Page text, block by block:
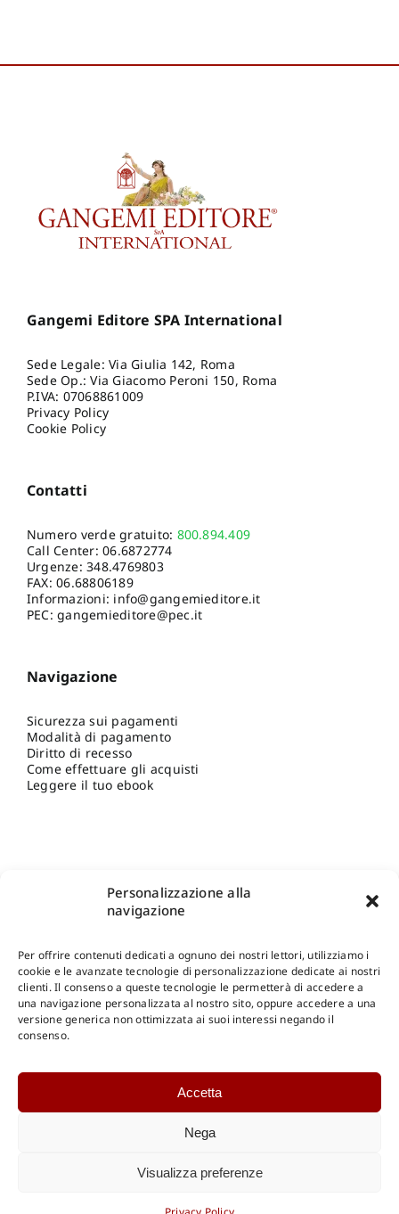
Personalizzazione alla
navigazione
Per offrire contenuti dedicati a ognuno dei nostri lettori, utilizziamo i
cookie e le avanzate tecnologie di personalizzazione dedicate ai nostri
clienti. Il consenso a queste tecnologie le permetterà di accedere a
una navigazione personalizzata al nostro sito, oppure accedere a una
versione generica non ottimizzata ai suoi interessi negando il
consenso.
Accetta
Nega
Visualizza preferenze
Gangemi Editore SPA International
Sede Legale: Via Giulia 142, Roma
Sede Op.: Via Giacomo Peroni 150, Roma
P.IVA: 07068861009
Privacy Policy
Cookie Policy
Contatti
Numero verde gratuito: 800.894.409
Call Center:06.6872774
Urgenze:348.4769803
FAX: 06.68806189
Informazioni: info@gangemieditore.it
PEC: gangemieditore@pec.it
Navigazione
Sicurezza sui pagamenti
Modalità di pagamento
Diritto di recesso
Come effettuare gli acquisti
Leggere il tuo ebook
Shop Gangemi Editore-Pagamenti Sicuri e anche Rateali
Catalogo Online
Catalogo Internazionale
DOWNLOAD
Catalogo Internazionale